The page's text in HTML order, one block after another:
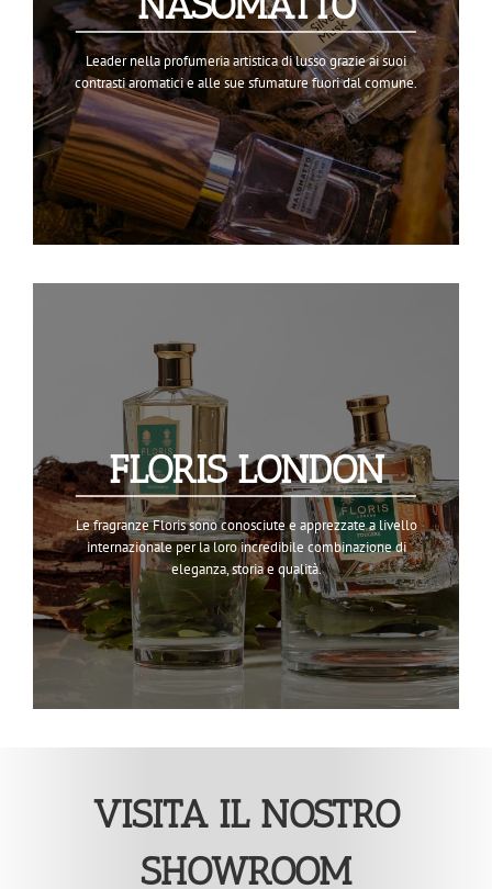
Leader nella profumeria artistica di lusso grazie ai suoi
contrasti aromatici e alle sue sfumature fuori dal comune.
FLORIS LONDON
Le fragranze Floris sono conosciute e apprezzate a livello
internazionale per la loro incredibile combinazione di
eleganza, storia e qualità.
VISITA IL NOSTRO
SHOWROOM